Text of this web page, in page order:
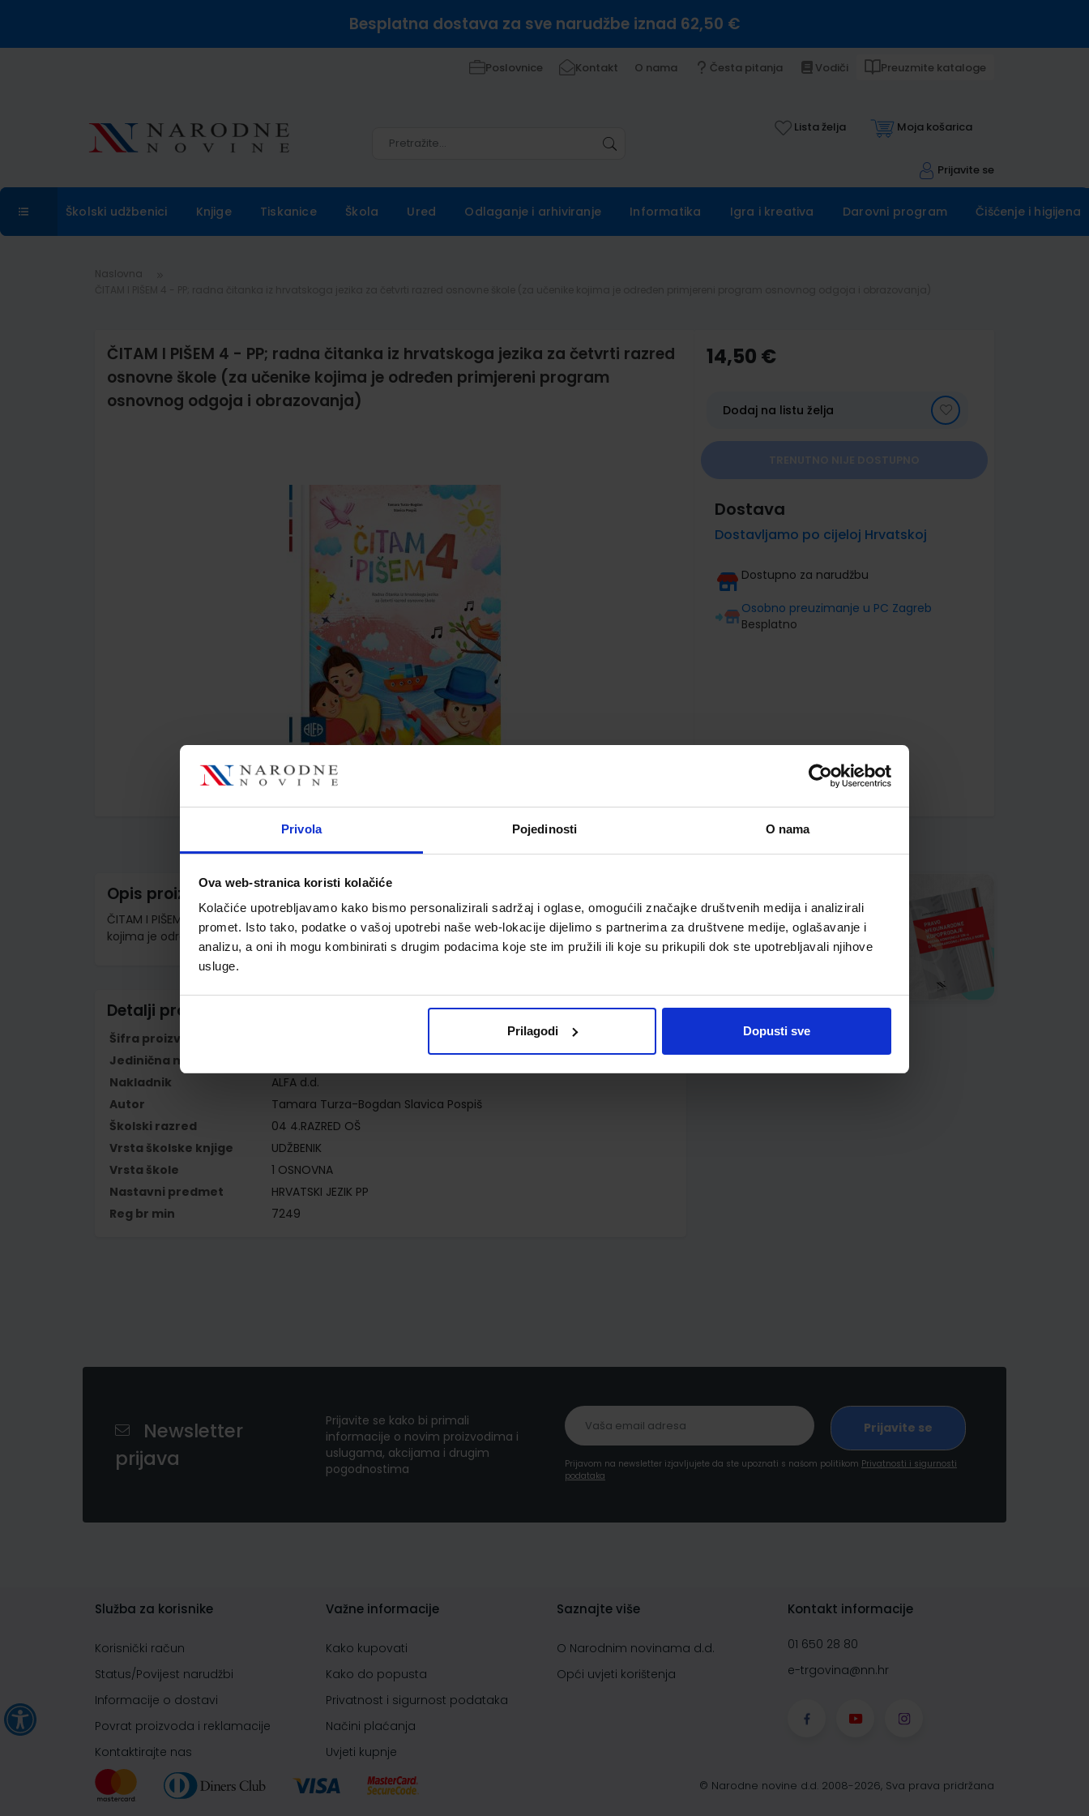
Privola Pojedinosti O nama
Ova web-stranica koristi kolačiće
Kolačiće upotrebljavamo kako bismo personalizirali sadržaj i oglase, omogućili značajke društvenih medija i analizirali
promet. Isto tako, podatke o vašoj upotrebi naše web-lokacije dijelimo s partnerima za društvene medije, oglašavanje i
analizu, a oni ih mogu kombinirati s drugim podacima koje ste im pružili ili koje su prikupili dok ste upotrebljavali njihove
usluge.
Prilagodi Dopusti sve
Besplatna dostava za sve narudžbe iznad 62,50 €
Poslovnice Kontakt O nama Česta pitanja Vodiči Preuzmite kataloge
Lista želja Moja košarica
Prijavite se
Školski udžbenici Knjige Tiskanice Škola Ured Odlaganje i arhiviranje Informatika Igra i kreativa Darovni program Čišćenje i higijena
Naslovna
ČITAM I PIŠEM 4 - PP; radna čitanka iz hrvatskoga jezika za četvrti razred
osnovne škole (za učenike kojima je određen primjereni program
osnovnog odgoja i obrazovanja)
gallery
14,50 €
Dodaj na listu želja
Dostava
Dostavljamo po cijeloj Hrvatskoj
Dostupno za narudžbu
Osobno preuzimanje u PC Zagreb
Besplatno
Opis proizvoda
ČITAM I PIŠEM 4 - PP; radna čitanka iz hrvatskoga jezika za četvrti razred osnovne škole (za učenike
kojima je određen primjereni program osnovnog odgoja i obrazovanja)
Detalji proizvoda
Šifra proizvoda
Jedinična mjera
Nakladnik
ALFA d.d.
Autor
Tamara Turza-Bogdan Slavica Pospiš
Školski razred
04 4.RAZRED OŠ
Vrsta školske knjige
UDŽBENIK
Vrsta škole
1 OSNOVNA
Nastavni predmet
HRVATSKI JEZIK PP
Reg br min
7249
Newsletter
prijava
Prijavite se kako bi primali
informacije o novim proizvodima i
uslugama, akcijama i drugim
pogodnostima
Prijavom na newsletter izjavljujete da ste upoznati s našom politikom Privatnosti i sigurnosti
podataka
Služba za korisnike
Korisnički račun
Status/Povijest narudžbi
Informacije o dostavi
Povrat proizvoda i reklamacije
Kontaktirajte nas
Važne informacije
Kako kupovati
Kako do popusta
Privatnost i sigurnost podataka
Načini plaćanja
Uvjeti kupnje
Saznajte više
O Narodnim novinama d.d.
Opći uvjeti korištenja
Kontakt informacije
01 650 28 80
e-trgovina@nn.hr
© Narodne novine d.d. 2008-2026, Sva prava pridržana